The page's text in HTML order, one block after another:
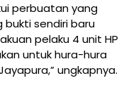
perbuatan yang
bukti sendiri baru
pelaku 4 unit HP
untuk hura-hura
ungkapnya.